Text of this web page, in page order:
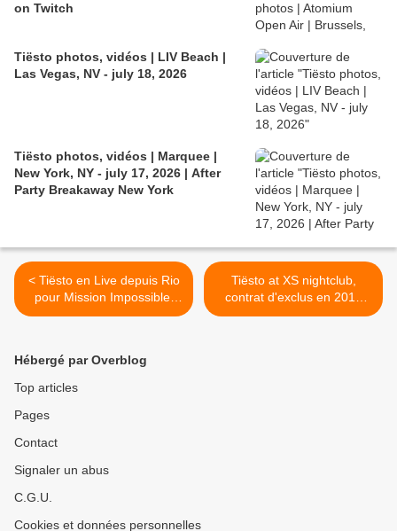
on Twitch
Tiësto photos, vidéos | LIV Beach |
Las Vegas, NV - july 18, 2026
Tiësto photos, vidéos | Marquee |
New York, NY - july 17, 2026 | After
Party Breakaway New York
< Tiësto en Live depuis Rio
pour Mission Impossible,
14.12.2011
Tiësto at XS nightclub,
contrat d'exclus en 2012
pour tout Las Vegas >
Hébergé par Overblog
Top articles
Pages
Contact
Signaler un abus
C.G.U.
Cookies et données personnelles